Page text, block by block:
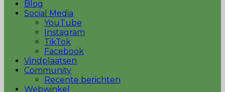
Blog
Social Media
YouTube
Instagram
TikTok
Facebook
Vindplaatsen
Community
Recente berichten
Webwinkel